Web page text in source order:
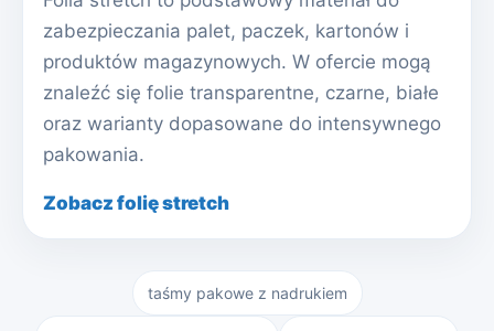
zabezpieczania palet, paczek, kartonów i
produktów magazynowych. W ofercie mogą
znaleźć się folie transparentne, czarne, białe
oraz warianty dopasowane do intensywnego
pakowania.
Zobacz folię stretch
taśmy pakowe z nadrukiem